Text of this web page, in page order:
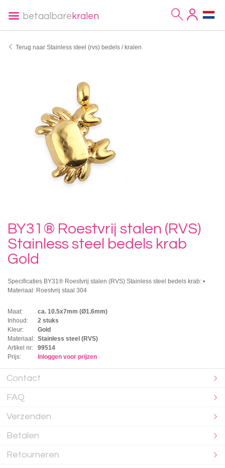
betaalbare kralen
Terug naar Stainless steel (rvs) bedels / kralen
BY31® Roestvrij stalen (RVS)
Stainless steel bedels krab
Gold
Specificaties BY31® Roestvrij stalen (RVS) Stainless steel bedels krab: •
Materiaal: Roestvrij staal 304
Maat:
ca. 10.5x7mm (Ø1.6mm)
Inhoud:
2 stuks
Kleur:
Gold
Materiaal: Stainless steel (RVS)
Artikel nr:
99514
Prijs:
Inloggen voor prijzen
Contact
FAQ
Verzenden
Betalen
Retourneren